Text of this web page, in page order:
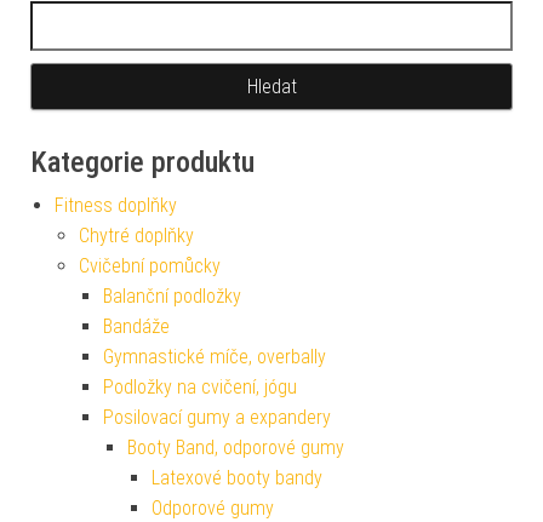
Kategorie produktu
Fitness doplňky
Chytré doplňky
Cvičební pomůcky
Balanční podložky
Bandáže
Gymnastické míče, overbally
Podložky na cvičení, jógu
Posilovací gumy a expandery
Booty Band, odporové gumy
Latexové booty bandy
Odporové gumy